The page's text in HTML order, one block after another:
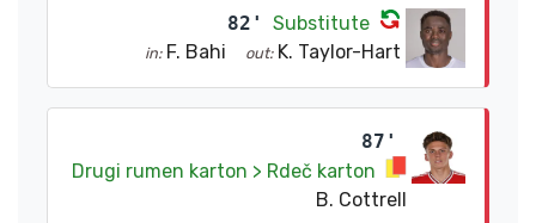
82' Substitute
in: F. Bahi out: K. Taylor-Hart
87'
Drugi rumen karton > Rdeč karton
B. Cottrell